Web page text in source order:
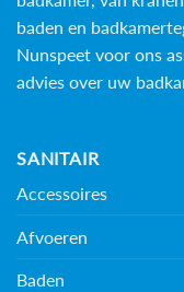
baden en
Nunspeet voor ons
advies over uw
SANITAIR
Accessoires
Afvoeren
Baden